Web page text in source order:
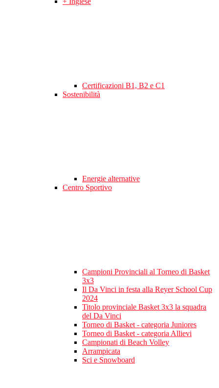
Certificazioni B1, B2 e C1
Sostenibilità
Energie alternative
Centro Sportivo
Campioni Provinciali al Torneo di Basket
3x3
Il Da Vinci in festa alla Reyer School Cup
2024
Titolo provinciale Basket 3x3 la squadra
del Da Vinci
Torneo di Basket - categoria Juniores
Torneo di Basket - categoria Allievi
Campionati di Beach Volley
Arrampicata
Sci e Snowboard